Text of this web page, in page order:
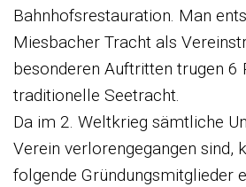
Bahnhofsrestauration. Man
Miesbacher Tracht als
besonderen Auftritten trugen 6
traditionelle Seetracht.
Da im 2. Weltkrieg sämtliche
Verein verlorengegangen sind,
folgende Gründungsmitglieder